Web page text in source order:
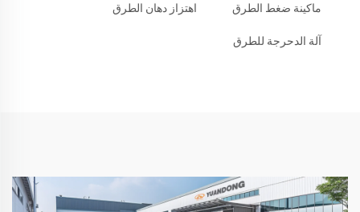
ماكينة ضغط الطرق اهتزاز دهان الطرق
آلة الدحرجة للطرق